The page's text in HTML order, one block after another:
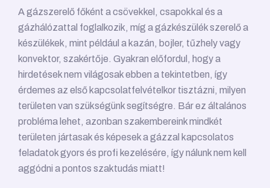
A gázszerelő főként a csövekkel, csapokkal és a
gázhálózattal foglalkozik, míg a gázkészülék szerelő a
készülékek, mint például a kazán, bojler, tűzhely vagy
konvektor, szakértője. Gyakran előfordul, hogy a
hirdetések nem világosak ebben a tekintetben, így
érdemes az első kapcsolatfelvételkor tisztázni, milyen
területen van szükségünk segítségre. Bár ez általános
probléma lehet, azonban szakembereink mindkét
területen jártasak és képesek a gázzal kapcsolatos
feladatok gyors és profi kezelésére, így nálunk nem kell
aggódni a pontos szaktudás miatt!